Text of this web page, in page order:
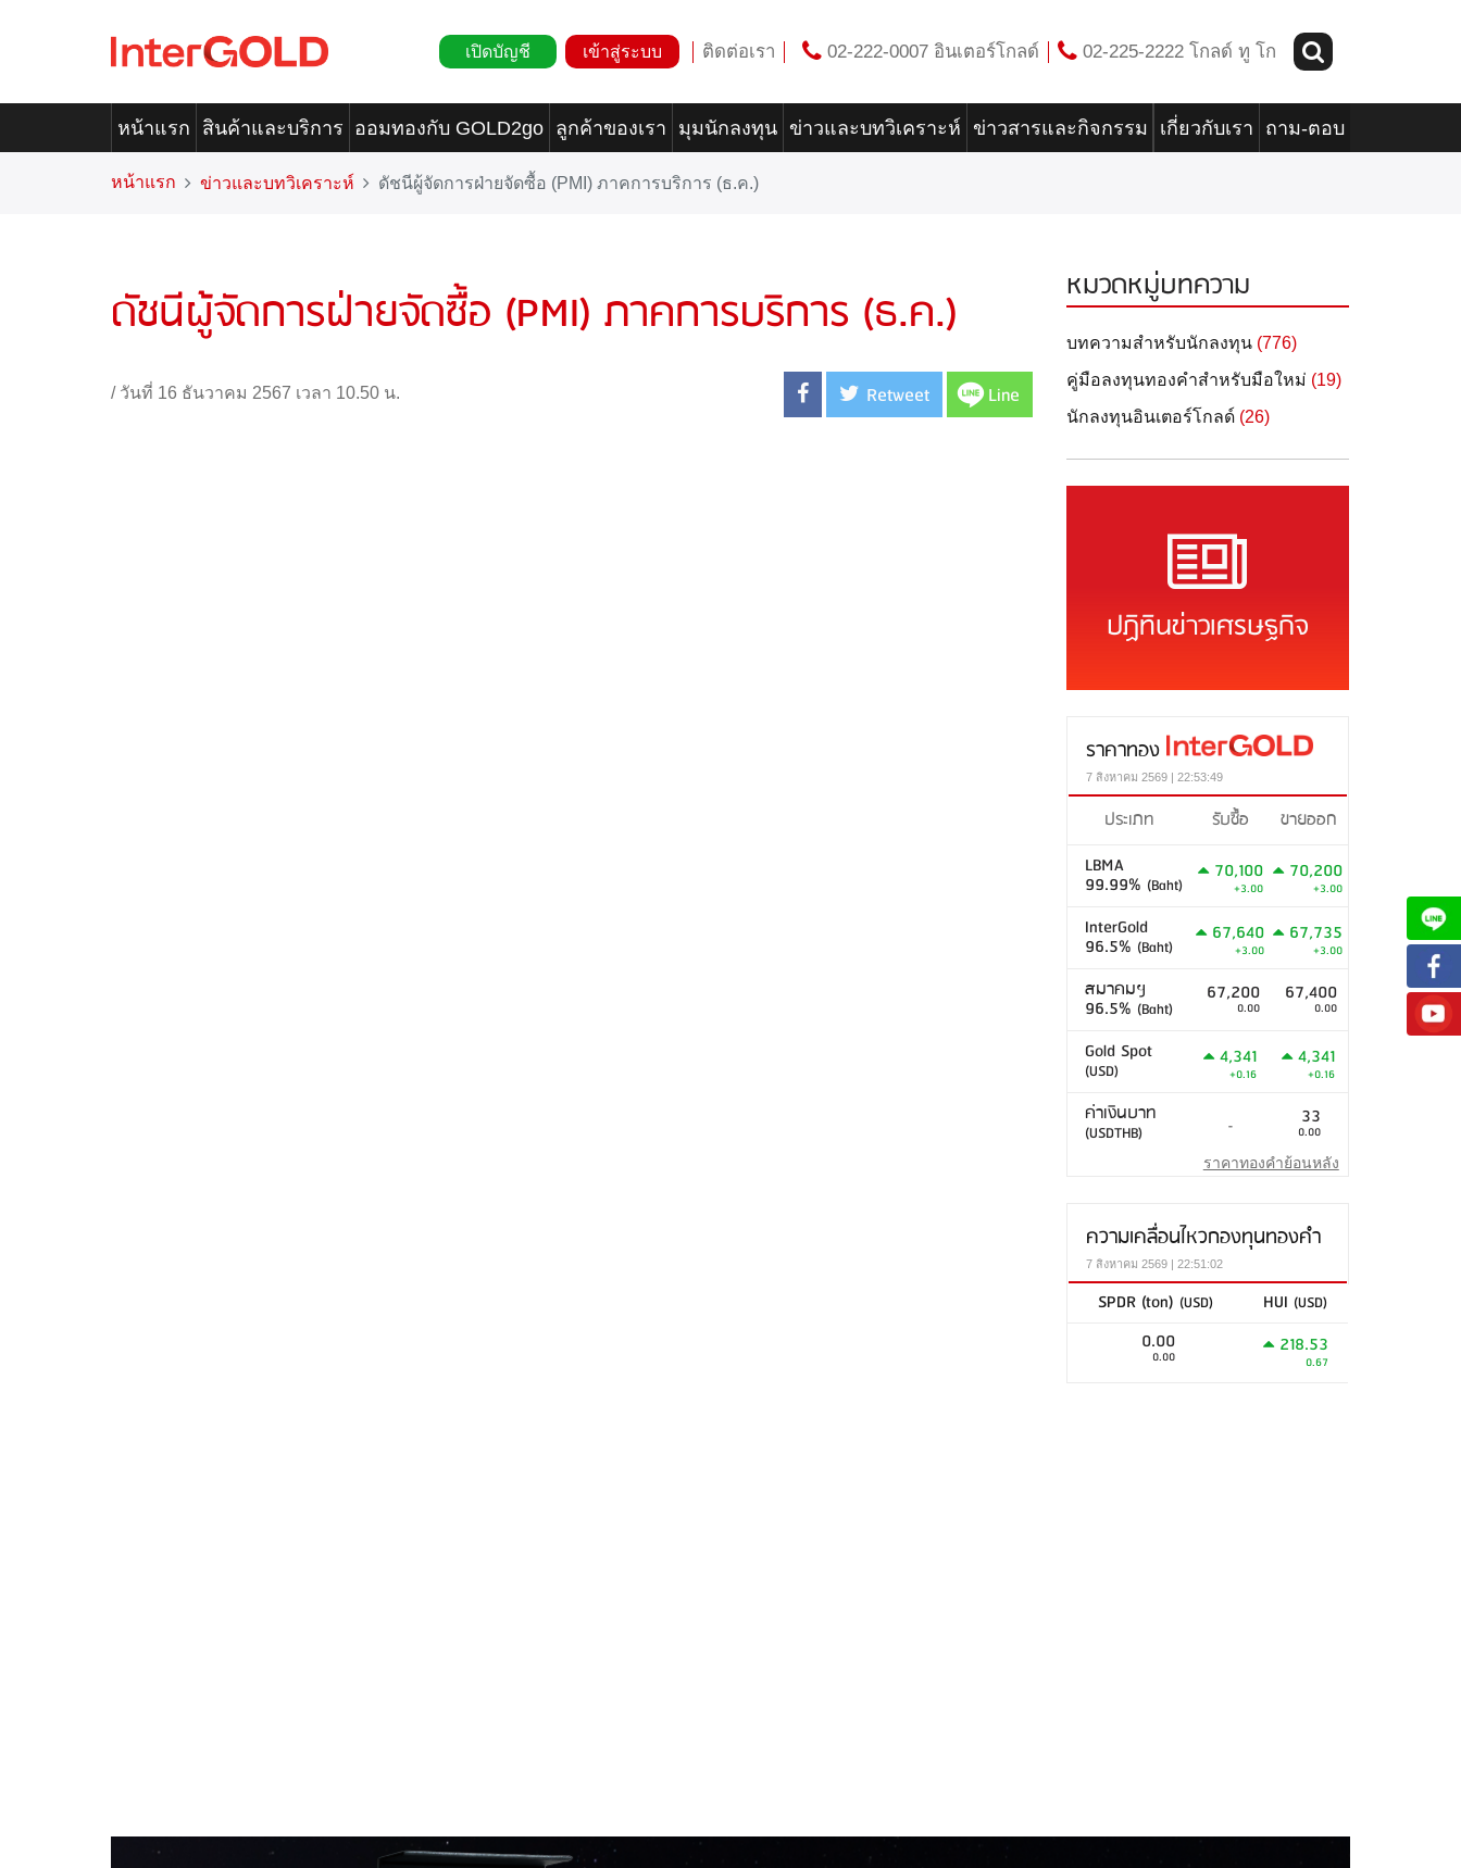
เปิดบัญชี เข้าสู่ระบบ ติดต่อเรา 02-222-0007 อินเตอร์โกลด์ 02-225-2222 โกลด์ ทู โก
หน้าแรก สินค้าและบริการ ออมทองกับ GOLD2go ลูกค้าของเรา มุมนักลงทุน ข่าวและบทวิเคราะห์ ข่าวสารและกิจกรรม เกี่ยวกับเรา ถาม-ตอบ
หน้าแรก ข่าวและบทวิเคราะห์ ดัชนีผู้จัดการฝ่ายจัดซื้อ (PMI) ภาคการบริการ (ธ.ค.)
ดัชนีผู้จัดการฝ่ายจัดซื้อ (PMI) ภาคการบริการ (ธ.ค.)
/ วันที่ 16 ธันวาคม 2567 เวลา 10.50 น. Retweet Line
หมวดหมู่บทความ
บทความสำหรับนักลงทุน (776)
คู่มือลงทุนทองคำสำหรับมือใหม่ (19)
นักลงทุนอินเตอร์โกลด์ (26)
ปฏิทินข่าวเศรษฐกิจ
ราคาทอง
7 สิงหาคม 2569 | 22:53:49
ประเภท รับซื้อ
ขายออก
LBMA
99.99% (Baht)
70,100
+3.00
70,200
+3.00
InterGold
96.5% (Baht)
67,640
+3.00
67,735
+3.00
สมาคมฯ
96.5% (Baht)
67,200
0.00
67,400
0.00
Gold Spot
(USD)
4,341
+0.16
4,341
+0.16
ค่าเงินบาท
(USDTHB) - 33
0.00
ราคาทองคำย้อนหลัง
ความเคลื่อนไหวกองทุนทองคำ
7 สิงหาคม 2569 | 22:51:02
SPDR (ton) (USD) HUI (USD)
0.00
0.00 218.53
0.67